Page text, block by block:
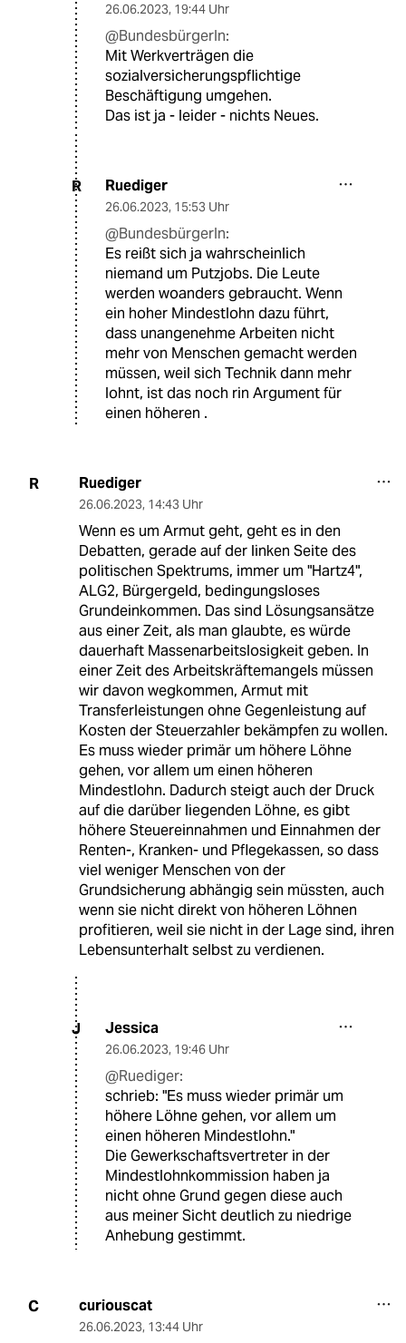
26.06.2023, 19:44 Uhr
@BundesbürgerIn:
Mit Werkverträgen die
sozialversicherungspflichtige
Beschäftigung umgehen.
Das ist ja - leider - nichts Neues.
R Ruediger
26.06.2023, 15:53 Uhr
@BundesbürgerIn:
Es reißt sich ja wahrscheinlich
niemand um Putzjobs. Die Leute
werden woanders gebraucht. Wenn
ein hoher Mindestlohn dazu führt,
dass unangenehme Arbeiten nicht
mehr von Menschen gemacht werden
müssen, weil sich Technik dann mehr
lohnt, ist das noch rin Argument für
einen höheren .
R Ruediger
26.06.2023, 14:43 Uhr
Wenn es um Armut geht, geht es in den
Debatten, gerade auf der linken Seite des
politischen Spektrums, immer um "Hartz4",
ALG2, Bürgergeld, bedingungsloses
Grundeinkommen. Das sind Lösungsansätze
aus einer Zeit, als man glaubte, es würde
dauerhaft Massenarbeitslosigkeit geben. In
einer Zeit des Arbeitskräftemangels müssen
wir davon wegkommen, Armut mit
Transferleistungen ohne Gegenleistung auf
Kosten der Steuerzahler bekämpfen zu wollen.
Es muss wieder primär um höhere Löhne
gehen, vor allem um einen höheren
Mindestlohn. Dadurch steigt auch der Druck
auf die darüber liegenden Löhne, es gibt
höhere Steuereinnahmen und Einnahmen der
Renten-, Kranken- und Pflegekassen, so dass
viel weniger Menschen von der
Grundsicherung abhängig sein müssten, auch
wenn sie nicht direkt von höheren Löhnen
profitieren, weil sie nicht in der Lage sind, ihren
Lebensunterhalt selbst zu verdienen.
J Jessica
26.06.2023, 19:46 Uhr
@Ruediger:
schrieb: "Es muss wieder primär um
höhere Löhne gehen, vor allem um
einen höheren Mindestlohn."
Die Gewerkschaftsvertreter in der
Mindestlohnkommission haben ja
nicht ohne Grund gegen diese auch
aus meiner Sicht deutlich zu niedrige
Anhebung gestimmt.
C curiouscat
26.06.2023, 13:44 Uhr